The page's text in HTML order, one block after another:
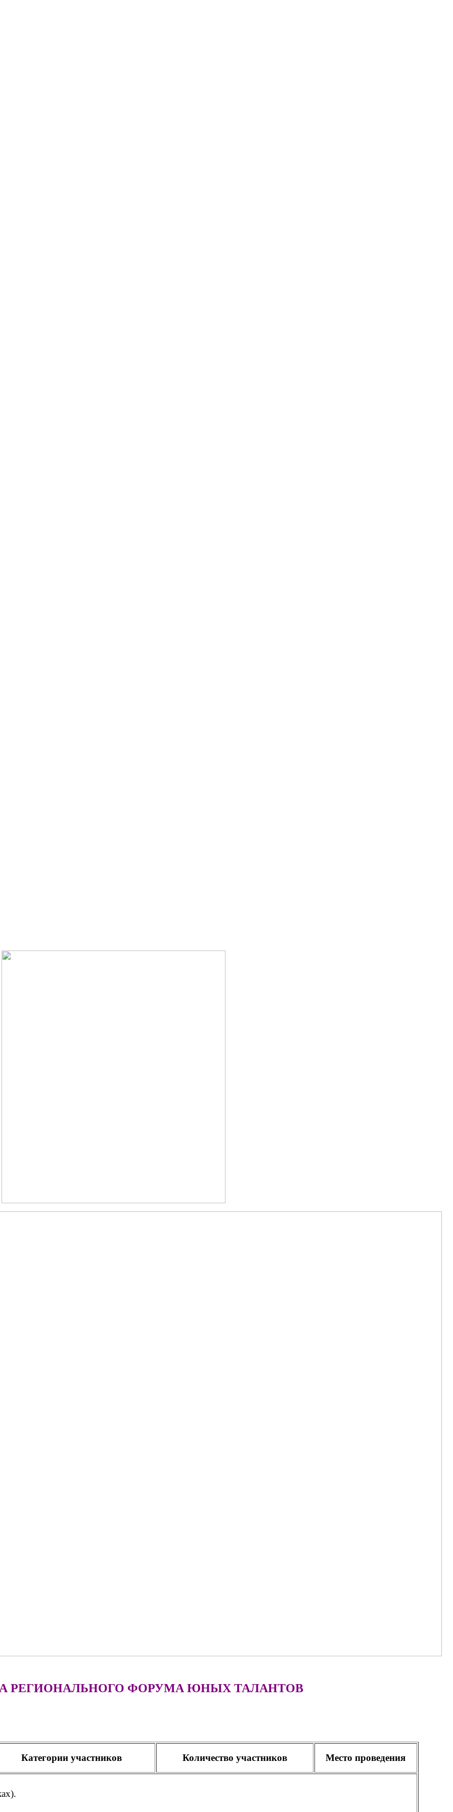
РЕГИОНАЛЬНОГО ФОРУМА ЮНЫХ ТАЛАНТОВ
Категории участников Количество участников Место проведения